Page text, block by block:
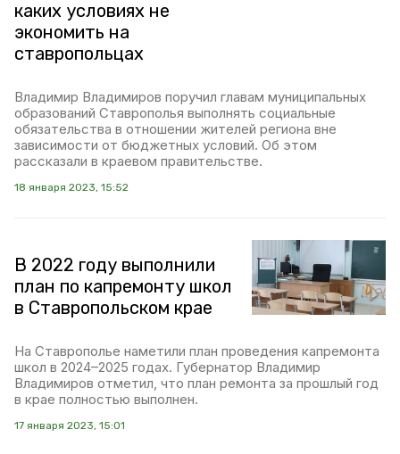
каких условиях не
экономить на
ставропольцах
Владимир Владимиров поручил главам муниципальных
образований Ставрополья выполнять социальные
обязательства в отношении жителей региона вне
зависимости от бюджетных условий. Об этом
рассказали в краевом правительстве.
18 января 2023, 15:52
В 2022 году выполнили
план по капремонту школ
в Ставропольском крае
На Ставрополье наметили план проведения капремонта
школ в 2024–2025 годах. Губернатор Владимир
Владимиров отметил, что план ремонта за прошлый год
в крае полностью выполнен.
17 января 2023, 15:01